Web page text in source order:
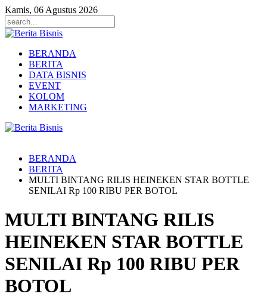
Kamis, 06 Agustus 2026
BERANDA
BERITA
DATA BISNIS
EVENT
KOLOM
MARKETING
BERANDA
BERITA
MULTI BINTANG RILIS HEINEKEN STAR BOTTLE
SENILAI Rp 100 RIBU PER BOTOL
MULTI BINTANG RILIS
HEINEKEN STAR BOTTLE
SENILAI Rp 100 RIBU PER
BOTOL